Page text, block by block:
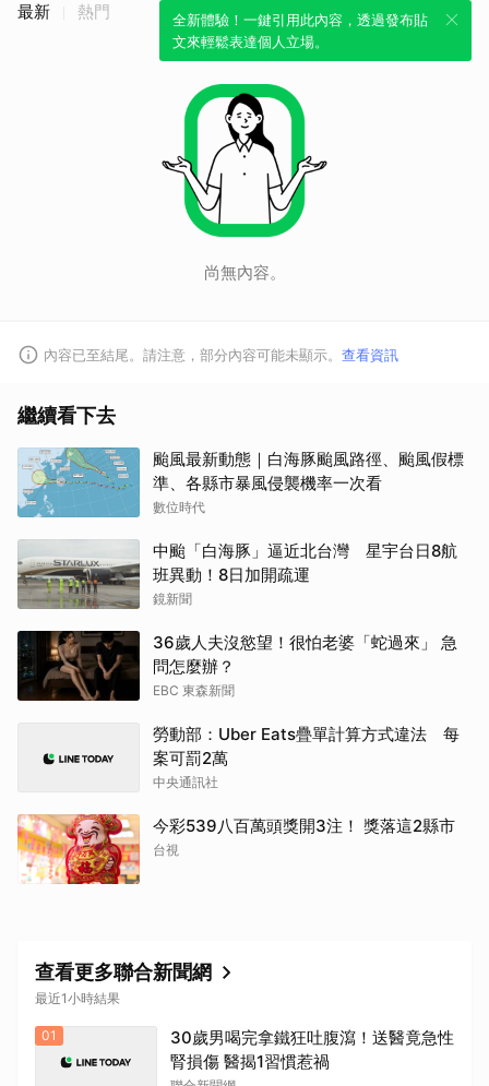
全新體驗！一鍵引用此內容，透過發布貼
文來輕鬆表達個人立場。
最新 熱門
尚無內容。
內容已至結尾。請注意，部分內容可能未顯示。 查看資訊
繼續看下去
颱風最新動態｜白海豚颱風路徑、颱風假標
準、各縣市暴風侵襲機率一次看
數位時代
中颱「白海豚」逼近北台灣 星宇台日8航
班異動！8日加開疏運
鏡新聞
36歲人夫沒慾望！很怕老婆「蛇過來」 急
問怎麼辦？
EBC 東森新聞
勞動部：Uber Eats疊單計算方式違法 每
案可罰2萬
中央通訊社
今彩539八百萬頭獎開3注！ 獎落這2縣市
台視
查看更多聯合新聞網
最近1小時結果
01
30歲男喝完拿鐵狂吐腹瀉！送醫竟急性
腎損傷 醫揭1習慣惹禍